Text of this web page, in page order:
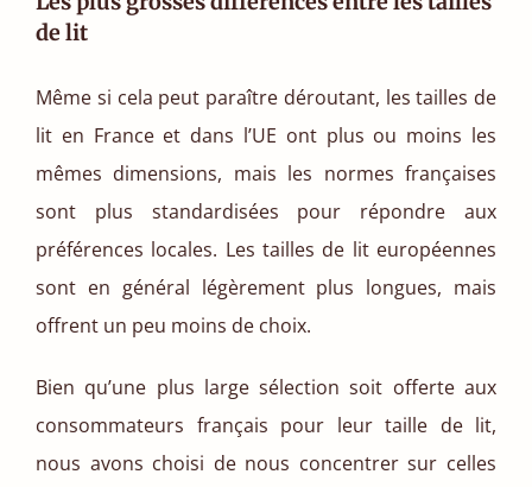
de lit
Même si cela peut paraître déroutant, les tailles de
lit en France et dans l’UE ont plus ou moins les
mêmes dimensions, mais les normes françaises
sont plus standardisées pour répondre aux
préférences locales. Les tailles de lit européennes
sont en général légèrement plus longues, mais
offrent un peu moins de choix.
Bien qu’une plus large sélection soit offerte aux
consommateurs français pour leur taille de lit,
nous avons choisi de nous concentrer sur celles